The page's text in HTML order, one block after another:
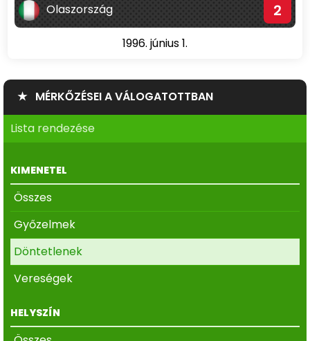
Olaszország 2
1996. június 1.
★ MÉRKŐZÉSEI A VÁLOGATOTTBAN
Lista rendezése
KIMENETEL
Összes
Győzelmek
Döntetlenek
Vereségek
HELYSZÍN